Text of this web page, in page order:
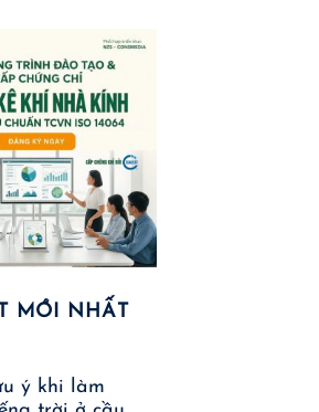
MỚI NHẤT
ý khi làm